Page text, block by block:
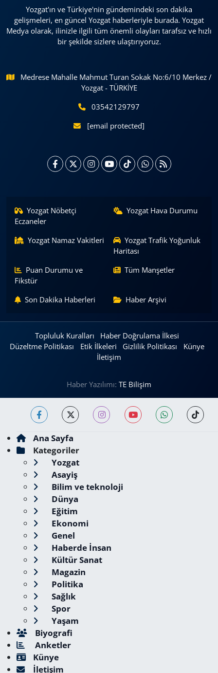
Yozgat'ın ve Türkiye'nin gündemindeki son dakika
gelişmeleri, en güncel Yozgat haberleriyle burada. Yozgat
Medya olarak, ilinizle ilgili tüm önemli olayları tarafsız ve hızlı
bir şekilde sizlere ulaştırıyoruz.
Medrese Mahalle Mahmut Turan Sokak No:6/10 Merkez /
Yozgat - TÜRKİYE
03542129797
[email protected]
Yozgat Nöbetçi
Eczaneler
Yozgat Hava Durumu
Yozgat Namaz Vakitleri
Yozgat Trafik Yoğunluk
Haritası
Puan Durumu ve
Fikstür
Tüm Manşetler
Son Dakika Haberleri Haber Arşivi
Topluluk Kuralları
Haber Doğrulama İlkesi
Düzeltme Politikası
Etik İlkeleri Gizlilik Politikası
Künye
İletişim
Haber Yazılımı: TE Bilişim
Ana Sayfa
Kategoriler
Yozgat
Asayiş
Bilim ve teknoloji
Dünya
Eğitim
Ekonomi
Genel
Haberde İnsan
Kültür Sanat
Magazin
Politika
Sağlık
Spor
Yaşam
Biyografi
Anketler
Künye
İletişim